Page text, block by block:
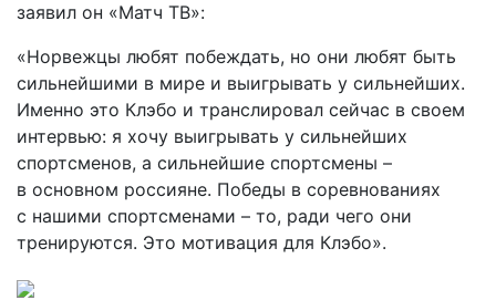
заявил он «Матч ТВ»:
«Норвежцы любят побеждать, но они любят быть
сильнейшими в мире и выигрывать у сильнейших.
Именно это Клэбо и транслировал сейчас в своем
интервью: я хочу выигрывать у сильнейших
спортсменов, а сильнейшие спортсмены –
в основном россияне. Победы в соревнованиях
с нашими спортсменами – то, ради чего они
тренируются. Это мотивация для Клэбо».